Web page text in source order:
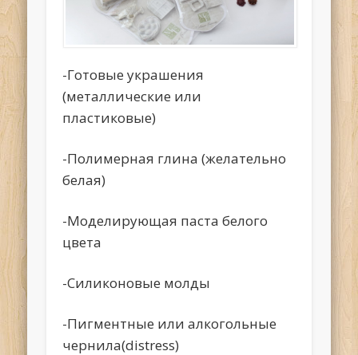
-Готовые украшения
(металлические или
пластиковые)
-Полимерная глина (желательно
белая)
-Моделирующая паста белого
цвета
-Силиконовые молды
-Пигментные или алкогольные
чернила(distress)